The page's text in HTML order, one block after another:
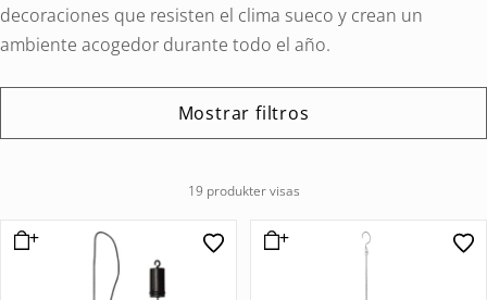
decoraciones que resisten el clima sueco y crean un
ambiente acogedor durante todo el año.
Mostrar filtros
19 produkter visas